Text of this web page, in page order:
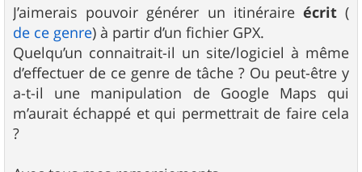
g
e
J’aimerais pouvoir générer un itinéraire écrit(
de ce genre) à partir d’un fichier GPX.
Quelqu’un connaitrait-il un site/logiciel à même
d’effectuer de ce genre de tâche ? Ou peut-être y
a-t-il une manipulation de Google Maps qui
m’aurait échappé et qui permettrait de faire cela
?